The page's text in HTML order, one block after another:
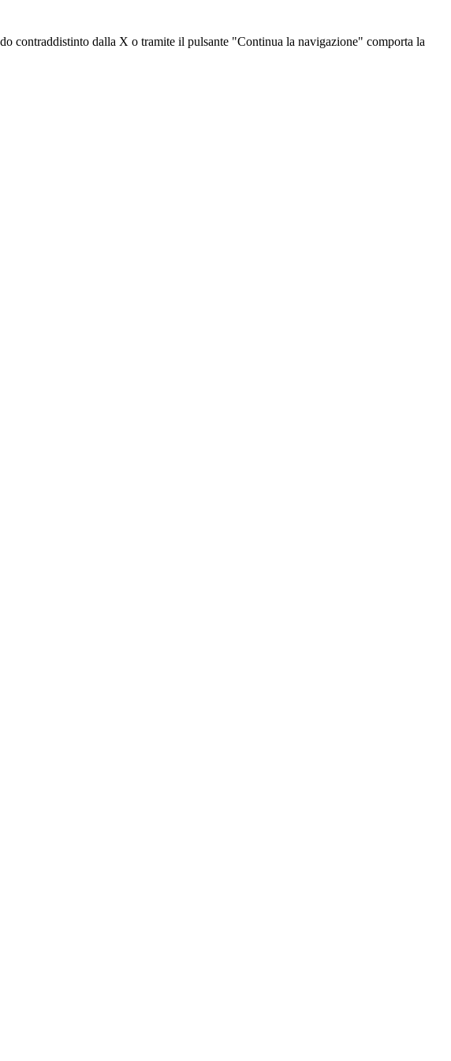
contraddistinto dalla X o tramite il pulsante "Continua la navigazione" comporta la